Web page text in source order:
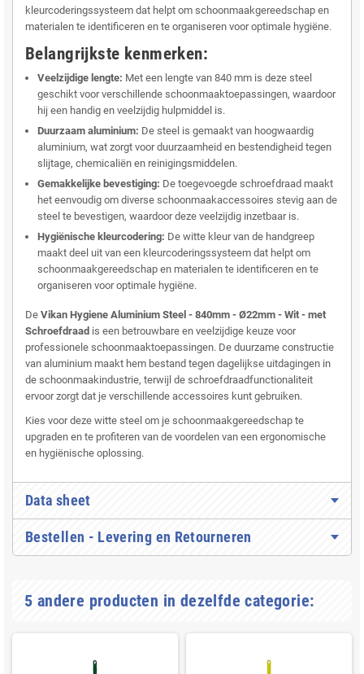
kleurcoderingssysteem dat helpt om schoonmaakgereedschap en
materialen te identificeren en te organiseren voor optimale hygiëne.
Belangrijkste kenmerken:
Veelzijdige lengte: Met een lengte van 840 mm is deze steel
geschikt voor verschillende schoonmaaktoepassingen, waardoor
hij een handig en veelzijdig hulpmiddel is.
Duurzaam aluminium: De steel is gemaakt van hoogwaardig
aluminium, wat zorgt voor duurzaamheid en bestendigheid tegen
slijtage, chemicaliën en reinigingsmiddelen.
Gemakkelijke bevestiging: De toegevoegde schroefdraad maakt
het eenvoudig om diverse schoonmaakaccessoires stevig aan de
steel te bevestigen, waardoor deze veelzijdig inzetbaar is.
Hygiënische kleurcodering: De witte kleur van de handgreep
maakt deel uit van een kleurcoderingssysteem dat helpt om
schoonmaakgereedschap en materialen te identificeren en te
organiseren voor optimale hygiëne.
De Vikan Hygiene Aluminium Steel - 840mm - Ø22mm - Wit - met
Schroefdraad is een betrouwbare en veelzijdige keuze voor
professionele schoonmaaktoepassingen. De duurzame constructie
van aluminium maakt hem bestand tegen dagelijkse uitdagingen in
de schoonmaakindustrie, terwijl de schroefdraadfunctionaliteit
ervoor zorgt dat je verschillende accessoires kunt gebruiken.
Kies voor deze witte steel om je schoonmaakgereedschap te
upgraden en te profiteren van de voordelen van een ergonomische
en hygiënische oplossing.
Data sheet
Bestellen - Levering en Retourneren
5 andere producten in dezelfde categorie: